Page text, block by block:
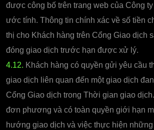
được công bố trên trang web của Công
ước tính. Thông tin chính xác về số tiền
thị cho Khách hàng trên Cổng Giao dịch
đóng giao dịch trước hạn được xử lý.
4.12. Khách hàng có quyền gửi yêu cầu
giao dịch liên quan đến một giao dịch
Cổng Giao dịch trong Thời gian giao
đơn phương và có toàn quyền giới hạn
hướng giao dịch và việc thực hiện